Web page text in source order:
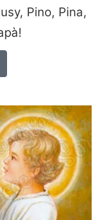
Pino, Pina,